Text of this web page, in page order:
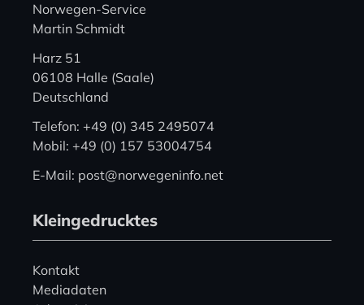
Norwegen-Service
Martin Schmidt
Harz 51
06108 Halle (Saale)
Deutschland
Telefon: +49 (0) 345 2495074
Mobil: +49 (0) 157 53004754
E-Mail: post@norwegeninfo.net
Kleingedrucktes
Kontakt
Mediadaten